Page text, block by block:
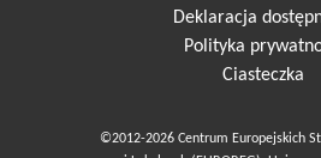
Deklaracja
Polityka
Ciasteczka
©2012-2026 Centrum Europejskich